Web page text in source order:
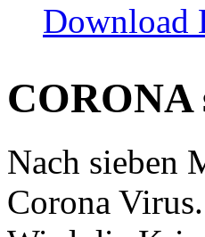
Download
CORONA
Nach sieben
Corona